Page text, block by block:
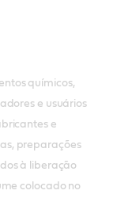
químicos,
e usuários
e
preparações
à liberação
colocado no